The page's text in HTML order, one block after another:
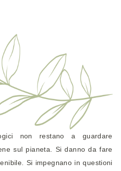
non restano a guardare
sul pianeta. Si danno da fare
Si impegnano in questioni